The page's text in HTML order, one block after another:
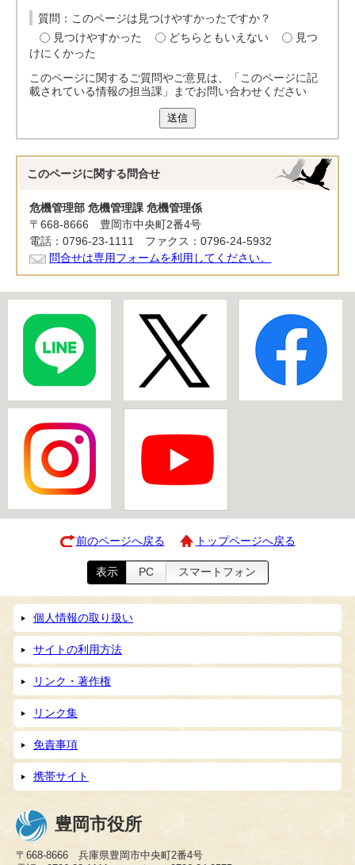
質問：このページは見つけやすかったですか？
見つけやすかった
どちらともいえない
見つ
けにくかった
このページに関するご質問やご意見は、「このページに記
載されている情報の担当課」までお問い合わせください
送信
このページに関する 問合せ
危機管理部 危機管理課 危機管理係
〒668-8666 豊岡市中央町2番4号
電話：0796-23-1111 ファクス：0796-24-5932
問合せは専用フォームを利用してください。
前のページへ戻る トップページへ戻る
表示 PC スマートフォン
個人情報の取り扱い
サイトの利用方法
リンク・著作権
リンク集
免責事項
携帯サイト
豊岡市役所
〒668-8666 兵庫県豊岡市中央町2番4号